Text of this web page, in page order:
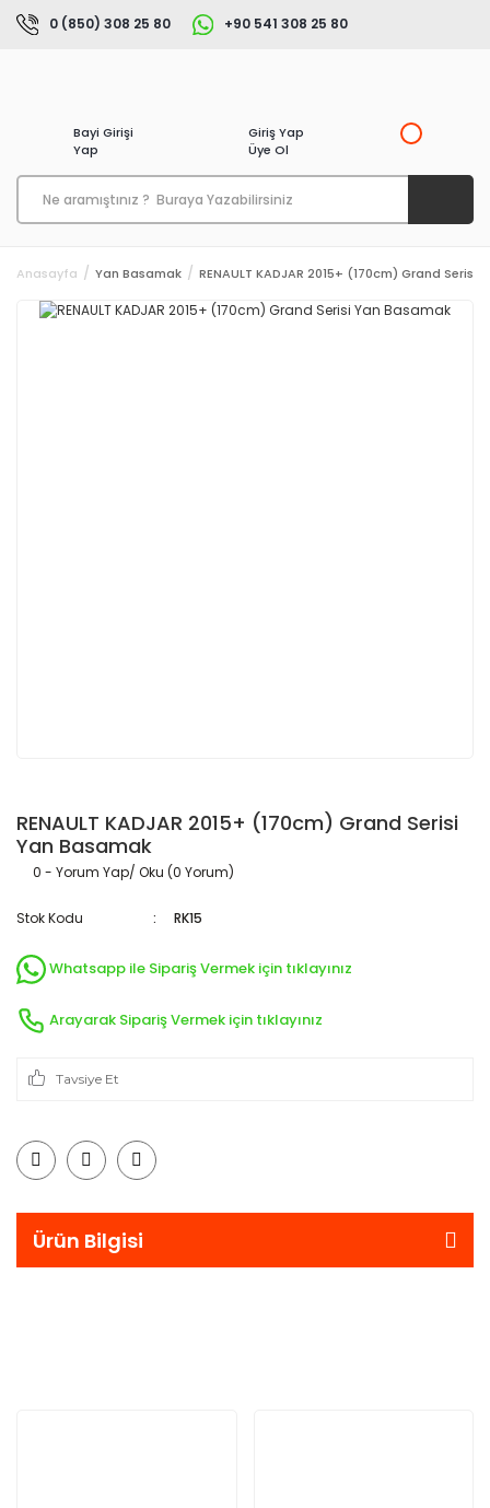
0 (850) 308 25 80 +90 541 308 25 80
Bayi Girişi
Yap
Giriş Yap
Üye Ol
Anasayfa Yan Basamak RENAULT KADJAR 2015+ (170cm) Grand Serisi
RENAULT KADJAR 2015+ (170cm) Grand Serisi
Yan Basamak
0 - Yorum Yap/ Oku (0 Yorum)
Stok Kodu RK15
Whatsapp ile Sipariş Vermek için tıklayınız
Arayarak Sipariş Vermek için tıklayınız
Tavsiye Et
Ürün Bilgisi